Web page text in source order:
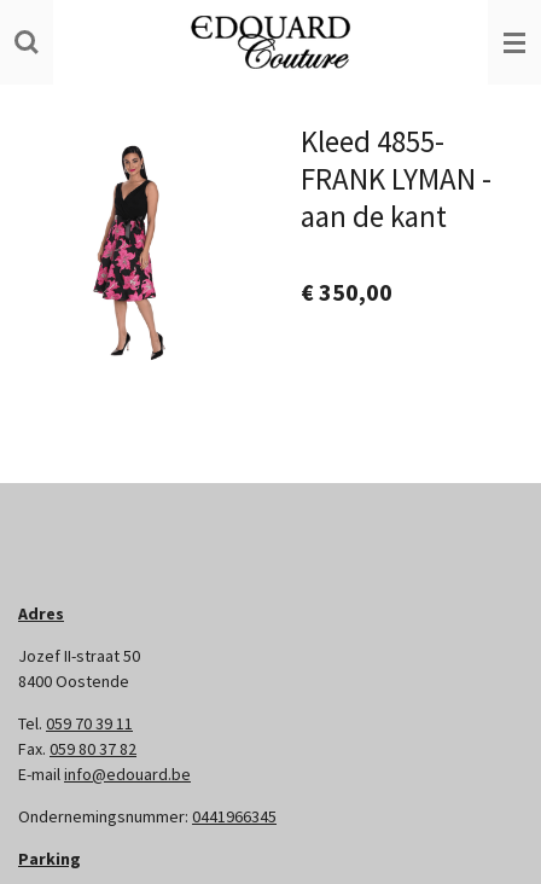
direct
Kleed 4855-
FRANK LYMAN -
aan de kant
€ 350,00
Adres
Jozef II-straat 50
8400 Oostende
Tel. 059 70 39 11
Fax. 059 80 37 82
E-mailinfo@edouard.be
Ondernemingsnummer: 0441966345
Parking